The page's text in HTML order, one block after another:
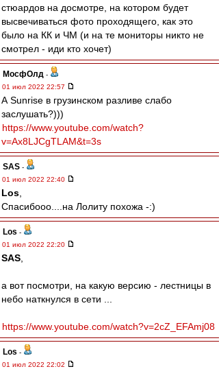
стюардов на досмотре, на котором будет
высвечиваться фото проходящего, как это
было на КК и ЧМ (и на те мониторы никто не
смотрел - иди кто хочет)
МосфОлд -
01 июл 2022 22:57
А Sunrise в грузинском разливе слабо
заслушать?)))
https://www.youtube.com/watch?
v=Ax8LJCgTLAM&t=3s
SAS -
01 июл 2022 22:40
Los
Спасибооо....на Лолиту похожа -:)
Los -
01 июл 2022 22:20
SAS
а вот посмотри, на какую версию - лестницы в
небо наткнулся в сети ...
https://www.youtube.com/watch?v=2cZ_EFAmj08
Los -
01 июл 2022 22:02